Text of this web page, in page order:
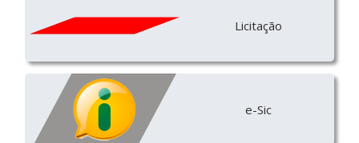
Licitação
e-Sic